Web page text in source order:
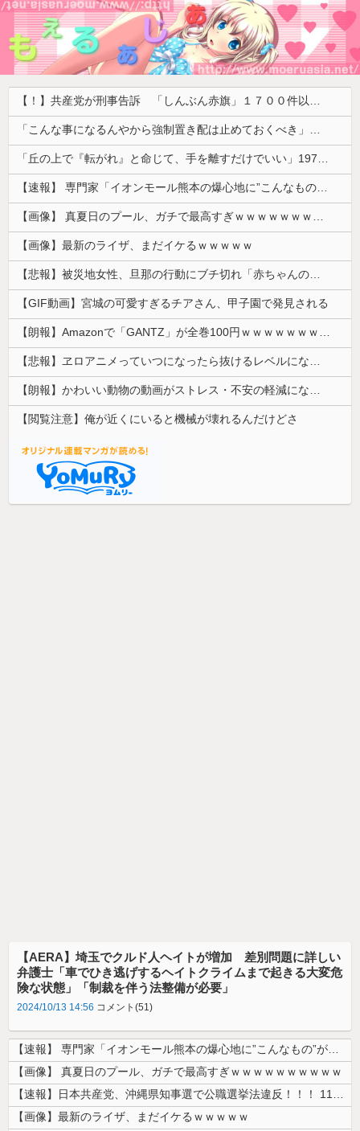
【！】共産党が刑事告訴 「しんぶん赤旗」１７００件以上の虚偽購読申し込み 「厳重な処罰を求める」
「こんな事になるんやから強制置き配は止めておくべき」とユーザーがドン引き、UberEatsが導入した強制置き配が起こしたのは……
「丘の上で『転がれ』と命じて、手を離すだけでいい」1975年、ただの石を箱に入れて売った男の話
【速報】 専門家「イオンモール熊本の爆心地に”こんなもの”があったんだけど…」
【画像】 真夏日のプール、ガチで最高すぎｗｗｗｗｗｗｗｗｗｗ
【画像】最新のライザ、まだイケるｗｗｗｗｗ
【悲報】被災地女性、旦那の行動にブチ切れ「赤ちゃんのミルクを勝手に別の女に譲った。離婚するつもりです」これ誰が悪いの？？？？
【GIF動画】宮城の可愛すぎるチアさん、甲子園で発見される
【朗報】Amazonで「GANTZ」が全巻100円ｗｗｗｗｗｗｗｗｗｗ
【悲報】ヱロアニメっていつになったら抜けるレベルになるんや？ｗｗｗｗｗ
【朗報】かわいい動物の動画がストレス・不安の軽減になる可能性。英大学の研究で実証
【閲覧注意】俺が近くにいると機械が壊れるんだけどさ
【AERA】埼玉でクルド人ヘイトが増加 差別問題に詳しい
弁護士「車でひき逃げするヘイトクライムまで起きる大変危
険な状態」「制裁を伴う法整備が必要」
2024/10/13 14:56 コメント(51)
【速報】 専門家「イオンモール熊本の爆心地に”こんなもの”があったんだ...
【画像】 真夏日のプール、ガチで最高すぎｗｗｗｗｗｗｗｗｗｗ
【速報】日本共産党、沖縄県知事選で公職選挙法違反！！！ 110番通報さ...
【画像】最新のライザ、まだイケるｗｗｗｗｗ